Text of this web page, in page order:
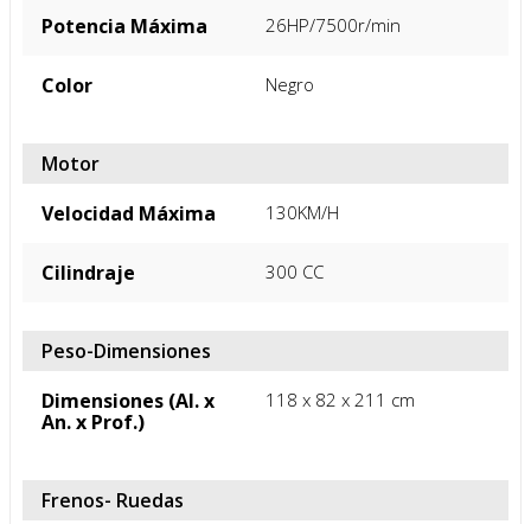
Potencia Máxima 26HP/7500r/min
Color Negro
Motor
Velocidad Máxima
130KM/H
Cilindraje 300 CC
Peso-Dimensiones
Dimensiones (Al. x
An. x Prof.)
118 x 82 x 211 cm
Frenos- Ruedas